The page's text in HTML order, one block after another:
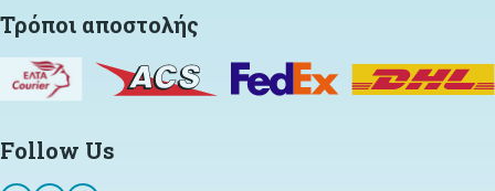
Τρόποι αποστολής
Follow Us